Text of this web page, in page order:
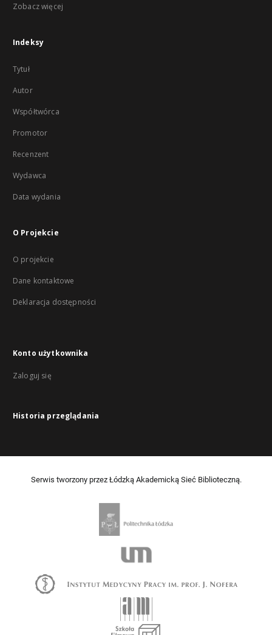
Zobacz więcej
Indeksy
Tytuł
Autor
Współtwórca
Promotor
Recenzent
Wydawca
Data wydania
O Projekcie
O projekcie
Dane kontaktowe
Deklaracja dostępności
Konto użytkownika
Zaloguj się
Historia przeglądania
Serwis tworzony przez Łódzką Akademicką Sieć Biblioteczną.